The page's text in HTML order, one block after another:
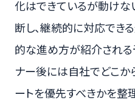
化はできているが動けな
断し、継続的に対応でき
的な進め方が紹介される
ナー後には自社でどこか
ートを優先すべきかを整